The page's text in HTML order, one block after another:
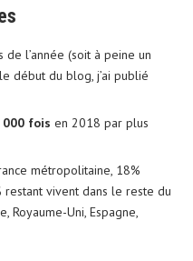
de l’année (soit à peine un
début du blog, j’ai publié
000 fois en 2018 par plus
métropolitaine, 18%
restant vivent dans le reste du
Royaume-Uni, Espagne,